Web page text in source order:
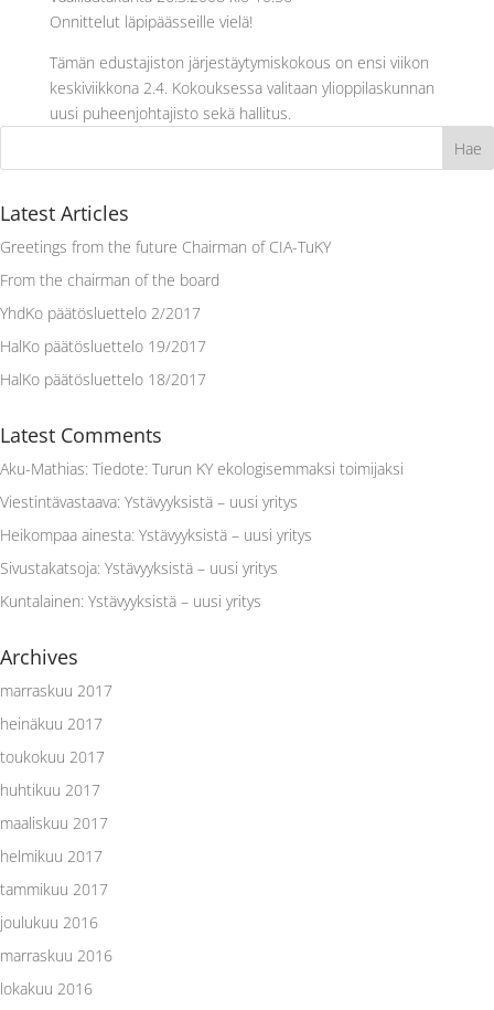
Onnittelut läpipäässeille vielä!
Tämän edustajiston järjestäytymiskokous on ensi viikon
keskiviikkona 2.4. Kokouksessa valitaan ylioppilaskunnan
uusi puheenjohtajisto sekä hallitus.
Latest Articles
Greetings from the future Chairman of CIA-TuKY
From the chairman of the board
YhdKo päätösluettelo 2/2017
HalKo päätösluettelo 19/2017
HalKo päätösluettelo 18/2017
Latest Comments
Aku-Mathias: Tiedote: Turun KY ekologisemmaksi toimijaksi
Viestintävastaava: Ystävyyksistä – uusi yritys
Heikompaa ainesta: Ystävyyksistä – uusi yritys
Sivustakatsoja: Ystävyyksistä – uusi yritys
Kuntalainen: Ystävyyksistä – uusi yritys
Archives
marraskuu 2017
heinäkuu 2017
toukokuu 2017
huhtikuu 2017
maaliskuu 2017
helmikuu 2017
tammikuu 2017
joulukuu 2016
marraskuu 2016
lokakuu 2016